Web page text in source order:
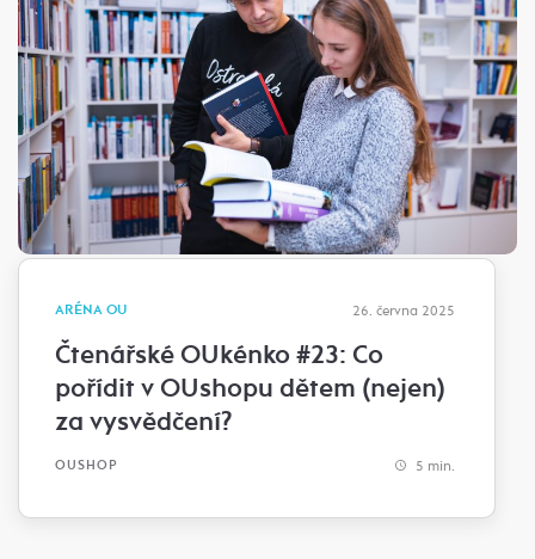
ARÉNA OU 26. června 2025
Čtenářské OUkénko #23: Co
pořídit v OUshopu dětem (nejen)
za vysvědčení?
OUSHOP 5 min.